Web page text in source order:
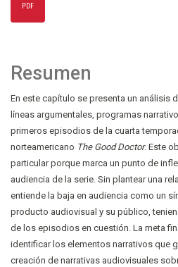
PDF
Resumen
En este capítulo se presenta un análisis
líneas argumentales, programas
primeros episodios de la cuarta
norteamericano The Good Doctor. Este
particular porque marca un punto de
audiencia de la serie. Sin plantear una
entiende la baja en audiencia como un
producto audiovisual y su público,
de los episodios en cuestión. La meta
identificar los elementos narrativos que
creación de narrativas audiovisuales